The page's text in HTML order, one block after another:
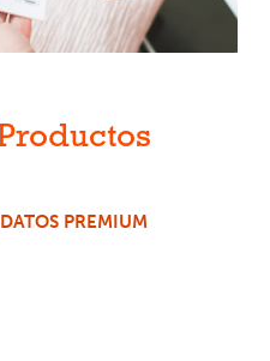
PREMIUM